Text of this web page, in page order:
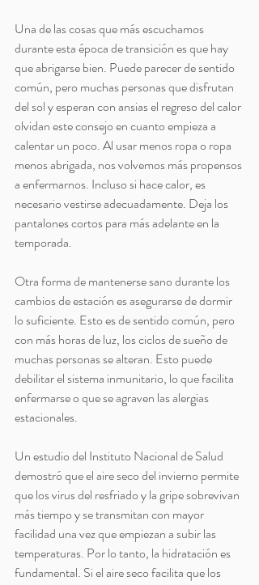
Una de las cosas que más escuchamos
durante esta época de transición es que hay
que abrigarse bien. Puede parecer de sentido
común, pero muchas personas que disfrutan
del sol y esperan con ansias el regreso del calor
olvidan este consejo en cuanto empieza a
calentar un poco. Al usar menos ropa o ropa
menos abrigada, nos volvemos más propensos
a enfermarnos. Incluso si hace calor, es
necesario vestirse adecuadamente. Deja los
pantalones cortos para más adelante en la
temporada.
Otra forma de mantenerse sano durante los
cambios de estación es asegurarse de dormir
lo suficiente. Esto es de sentido común, pero
con más horas de luz, los ciclos de sueño de
muchas personas se alteran. Esto puede
debilitar el sistema inmunitario, lo que facilita
enfermarse o que se agraven las alergias
estacionales.
Un estudio del Instituto Nacional de Salud
demostró que el aire seco del invierno permite
que los virus del resfriado y la gripe sobrevivan
más tiempo y se transmitan con mayor
facilidad una vez que empiezan a subir las
temperaturas. Por lo tanto, la hidratación es
fundamental. Si el aire seco facilita que los